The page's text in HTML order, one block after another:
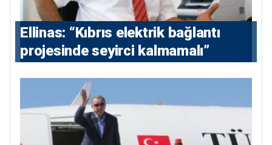
Ellinas: “Kıbrıs elektrik bağlantı
projesinde seyirci kalmamalı”